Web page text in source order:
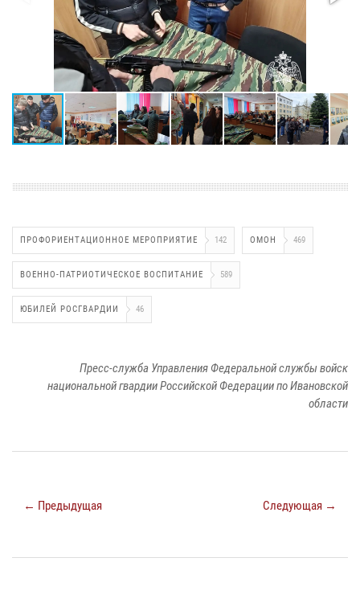
ПРОФОРИЕНТАЦИОННОЕ МЕРОПРИЯТИЕ 142 ОМОН 469
ВОЕННО-ПАТРИОТИЧЕСКОЕ ВОСПИТАНИЕ 589
ЮБИЛЕЙ РОСГВАРДИИ 46
Пресс-служба Управления Федеральной службы войск
национальной гвардии Российской Федерации по Ивановской
области
← Предыдущая Следующая →